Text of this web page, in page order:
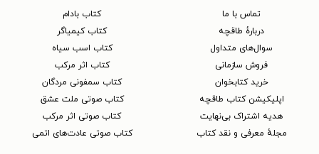
تماس با ما
دربارهٔ طاقچه
سوال‌های متداول
فروش سازمانی
خرید کتابخوان
اپلیکیشن کتاب طاقچه
هدیه اشتراک بی‌نهایت
مجلهٔ معرفی و نقد کتاب
کتاب بادام
کتاب کیمیاگر
کتاب اسب سیاه
کتاب اثر مرکب
کتاب سمفونی مردگان
کتاب صوتی ملت عشق
کتاب صوتی اثر مرکب
کتاب صوتی عادت‌های اتمی